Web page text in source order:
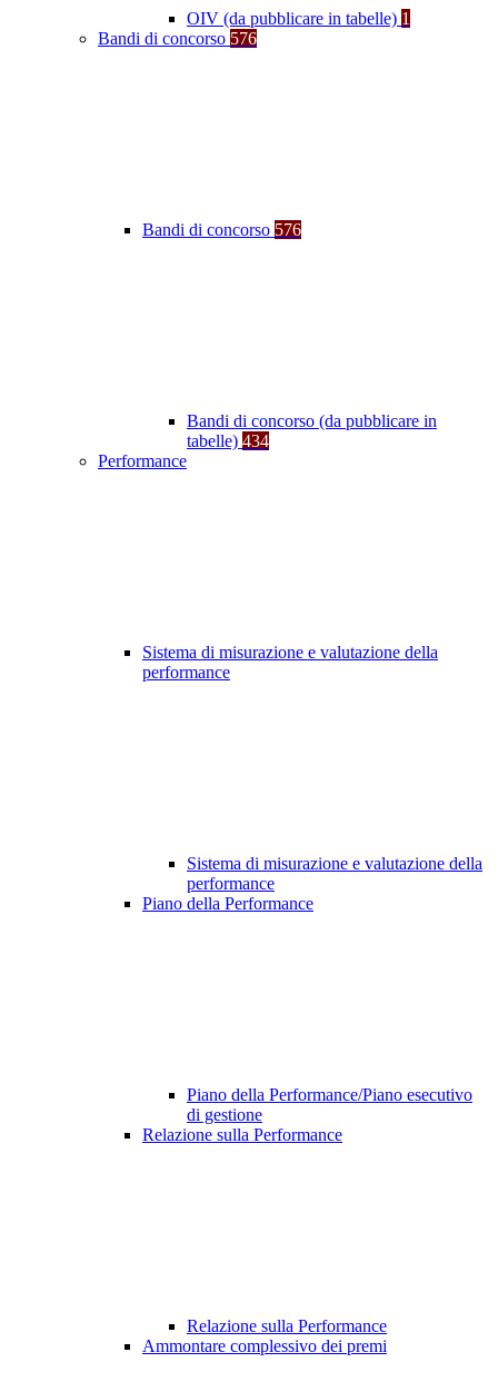
OIV (da pubblicare in tabelle) 1
Bandi di concorso 576
Bandi di concorso 576
Bandi di concorso (da pubblicare in
tabelle) 434
Performance
Sistema di misurazione e valutazione della
performance
Sistema di misurazione e valutazione della
performance
Piano della Performance
Piano della Performance/Piano esecutivo
di gestione
Relazione sulla Performance
Relazione sulla Performance
Ammontare complessivo dei premi